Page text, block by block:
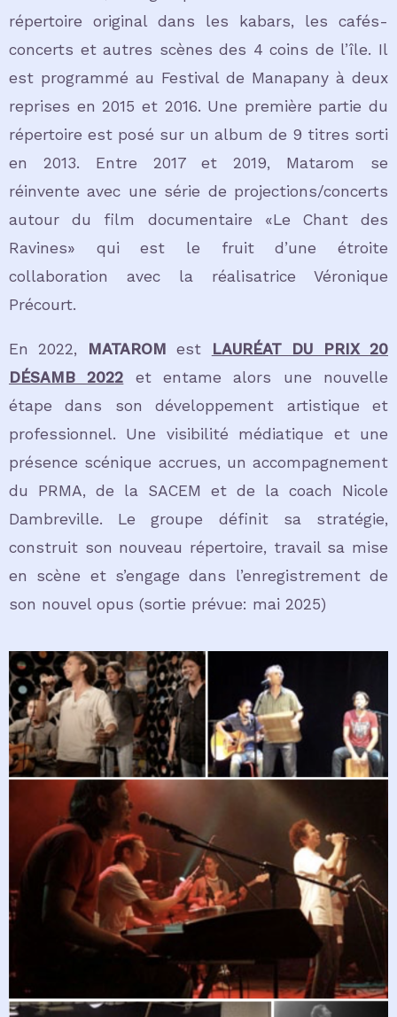
répertoire original dans les kabars, les cafés-
concerts et autres scènes des 4 coins de l’île. Il
est programmé au Festival de Manapany à deux
reprises en 2015 et 2016. Une première partie du
répertoire est posé sur un album de 9 titres sorti
en 2013. Entre 2017 et 2019, Matarom se
réinvente avec une série de projections/concerts
autour du film documentaire «Le Chant des
Ravines» qui est le fruit d’une étroite
collaboration avec la réalisatrice Véronique
Précourt.
En 2022, MATAROMest
LAURÉAT DU PRIX 20
DÉSAMB 2022 et entame alors une nouvelle
étape dans son développement artistique et
professionnel. Une visibilité médiatique et une
présence scénique accrues, un accompagnement
du PRMA, de la SACEM et de la coach Nicole
Dambreville. Le groupe définit sa stratégie,
construit son nouveau répertoire, travail sa mise
en scène et s’engage dans l’enregistrement de
son nouvel opus (sortie prévue: mai 2025)